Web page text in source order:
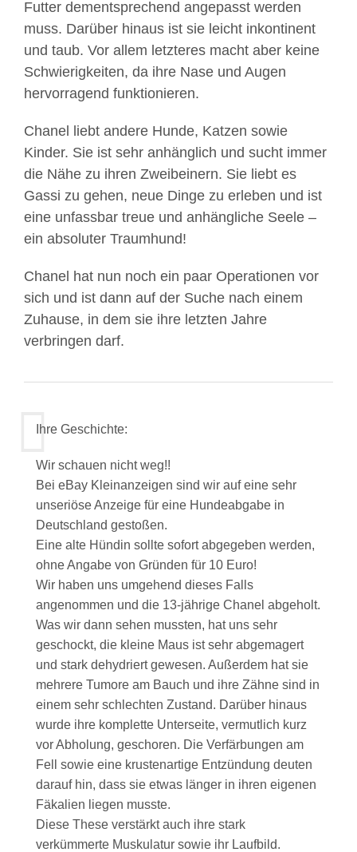
Futter dementsprechend angepasst werden
muss. Darüber hinaus ist sie leicht inkontinent
und taub. Vor allem letzteres macht aber keine
Schwierigkeiten, da ihre Nase und Augen
hervorragend funktionieren.
Chanel liebt andere Hunde, Katzen sowie
Kinder. Sie ist sehr anhänglich und sucht immer
die Nähe zu ihren Zweibeinern. Sie liebt es
Gassi zu gehen, neue Dinge zu erleben und ist
eine unfassbar treue und anhängliche Seele –
ein absoluter Traumhund!
Chanel hat nun noch ein paar Operationen vor
sich und ist dann auf der Suche nach einem
Zuhause, in dem sie ihre letzten Jahre
verbringen darf.
Ihre Geschichte:
Wir schauen nicht weg!!
Bei eBay Kleinanzeigen sind wir auf eine sehr
unseriöse Anzeige für eine Hundeabgabe in
Deutschland gestoßen.
Eine alte Hündin sollte sofort abgegeben werden,
ohne Angabe von Gründen für 10 Euro!
Wir haben uns umgehend dieses Falls
angenommen und die 13-jährige Chanel abgeholt.
Was wir dann sehen mussten, hat uns sehr
geschockt, die kleine Maus ist sehr abgemagert
und stark dehydriert gewesen. Außerdem hat sie
mehrere Tumore am Bauch und ihre Zähne sind in
einem sehr schlechten Zustand. Darüber hinaus
wurde ihre komplette Unterseite, vermutlich kurz
vor Abholung, geschoren. Die Verfärbungen am
Fell sowie eine krustenartige Entzündung deuten
darauf hin, dass sie etwas länger in ihren eigenen
Fäkalien liegen musste.
Diese These verstärkt auch ihre stark
verkümmerte Muskulatur sowie ihr Laufbild.